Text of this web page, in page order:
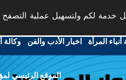
خدمة لكم ولتسهيل عملية
أنباء المرأة - اخبار الأدب والفن -وكالة
الموقع الرئيسي